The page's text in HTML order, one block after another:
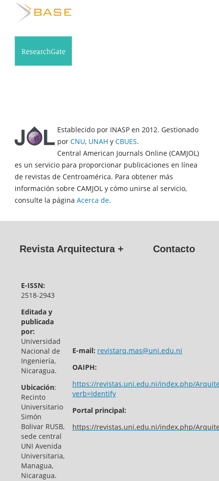
Establecido por INASP en 2012. Gestionado
por CNU, UNAH y CBUES.
Central American Journals Online (CAMJOL)
es un servicio para proporcionar publicaciones en línea
de revistas de Centroamérica. Para obtener más
información sobre CAMJOL y cómo unirse al servicio,
consulte la página Acerca de.
Revista Arquitectura + Contacto
E-ISSN:
2518-2943
Editada y
publicada
por:
Universidad
Nacional de
Ingeniería,
Nicaragua.
Ubicación:
Recinto
Universitario
Simón
Bolivar RUSB,
sede central
UNI Avenida
Universitaria,
Managua,
Nicaragua.
E-mail: revistarq.mas@uni.edu.ni
OAIPH:
https://revistas.uni.edu.ni/index.php/
verb=Identify
Portal principal:
https://revistas.uni.edu.ni/index.php/